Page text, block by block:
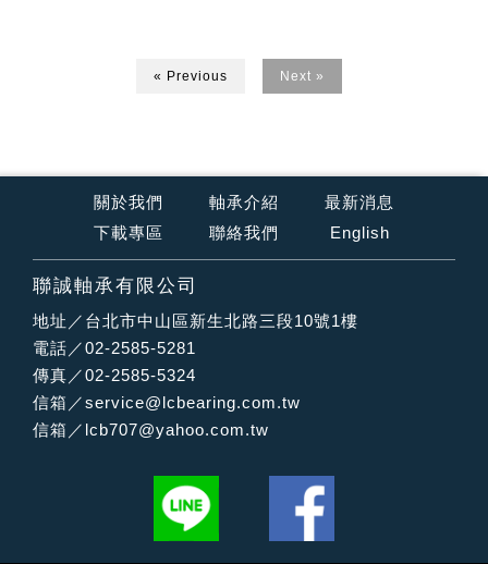
« Previous Next »
關於我們 軸承介紹
最新消息
下載專區
聯絡我們 English
聯誠軸承有限公司
地址／台北市中山區新生北路三段10號1樓
電話／02-2585-5281
傳真／02-2585-5324
信箱／service@lcbearing.com.tw
信箱／ lcb707@yahoo.com.tw